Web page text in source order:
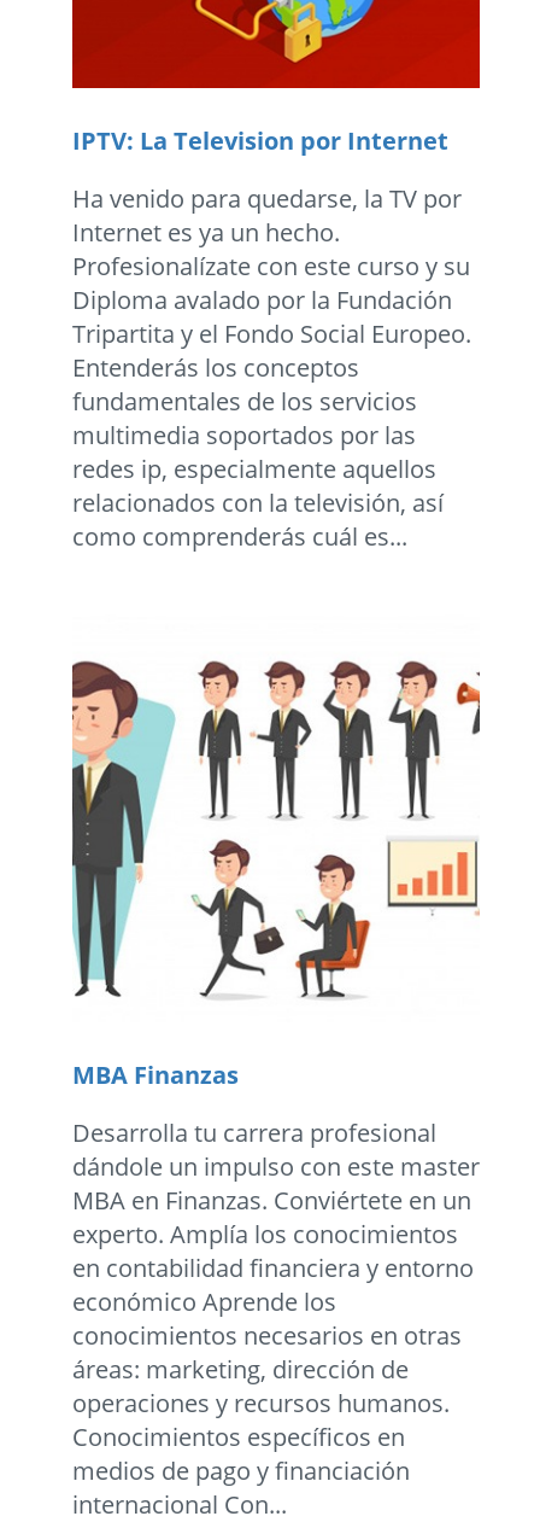
IPTV: La Television por Internet
Ha venido para quedarse, la TV por
Internet es ya un hecho.
Profesionalízate con este curso y su
Diploma avalado por la Fundación
Tripartita y el Fondo Social Europeo.
Entenderás los conceptos
fundamentales de los servicios
multimedia soportados por las
redes ip, especialmente aquellos
relacionados con la televisión, así
como comprenderás cuál es...
MBA Finanzas
Desarrolla tu carrera profesional
dándole un impulso con este master
MBA en Finanzas. Conviértete en un
experto. Amplía los conocimientos
en contabilidad financiera y entorno
económico Aprende los
conocimientos necesarios en otras
áreas: marketing, dirección de
operaciones y recursos humanos.
Conocimientos específicos en
medios de pago y financiación
internacional Con...